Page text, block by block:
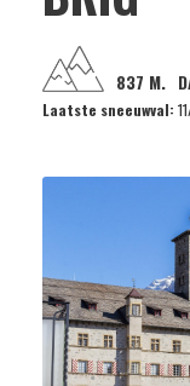
837 M.
Laatste sneeuwval: